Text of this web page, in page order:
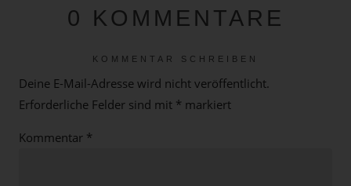
0 KOMMENTARE
KOMMENTAR SCHREIBEN
Deine E-Mail-Adresse wird nicht veröffentlicht.
Erforderliche Felder sind mit * markiert
Kommentar *